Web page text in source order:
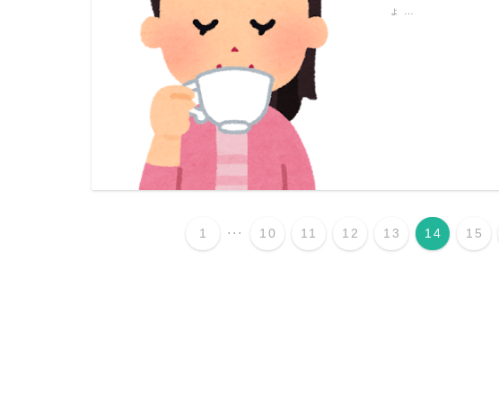
ょ …
1 ... 10 11 12 13 14 15